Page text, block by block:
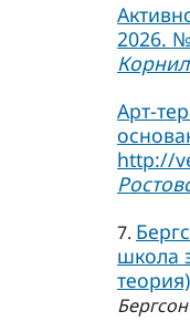
2026.
Арт-
http://
7.
школа